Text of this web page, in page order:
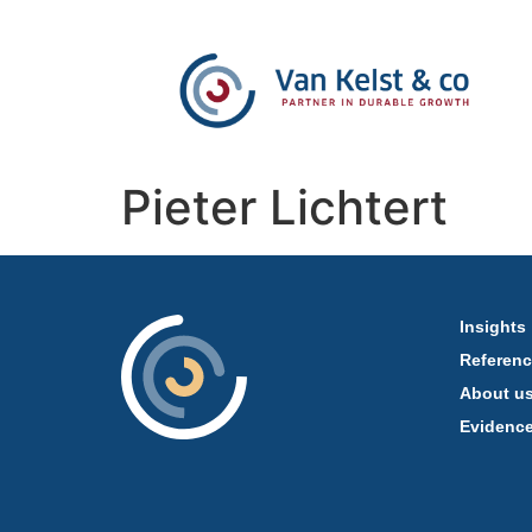
Pieter Lichtert
Insights
About